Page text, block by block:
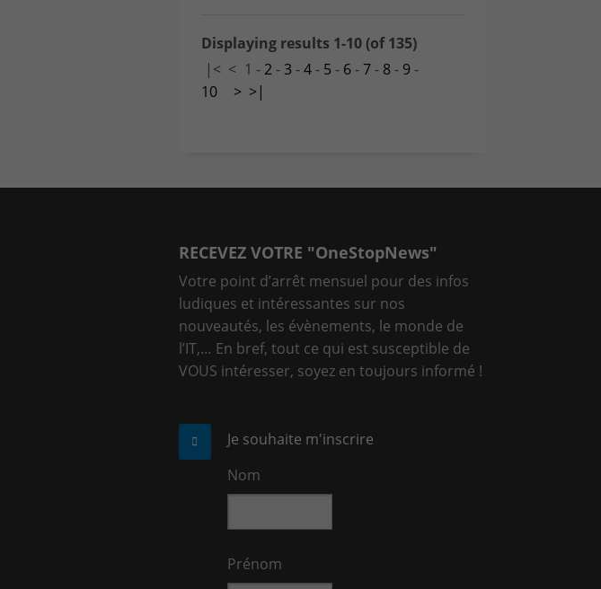
Displaying results 1-10 (of 135)
|< < 1 - 2- 3 -4- 5 - 6-7- 8- 9-
10
> >|
RECEVEZ VOTRE "OneStopNews"
Votre point d’arrêt mensuel pour des infos
ludiques et intéressantes sur nos
nouveautés, les évènements, le monde de
l’IT,… En bref, tout ce qui est susceptible de
VOUS intéresser, soyez en toujours informé !
Je souhaite m'inscrire
Nom
Prénom